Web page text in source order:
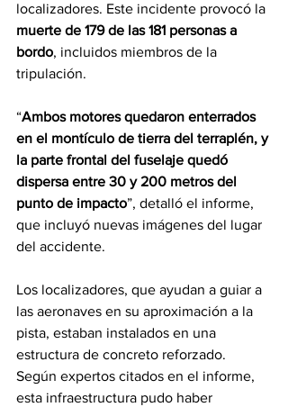
localizadores. Este incidente provocó la
muerte de 179 de las 181 personas a
bordo, incluidos miembros de la
tripulación.
“Ambos motores quedaron enterrados
en el montículo de tierra del terraplén, y
la parte frontal del fuselaje quedó
dispersa entre 30 y 200 metros del
punto de impacto”, detalló el informe,
que incluyó nuevas imágenes del lugar
del accidente.
Los localizadores, que ayudan a guiar a
las aeronaves en su aproximación a la
pista, estaban instalados en una
estructura de concreto reforzado.
Según expertos citados en el informe,
esta infraestructura pudo haber